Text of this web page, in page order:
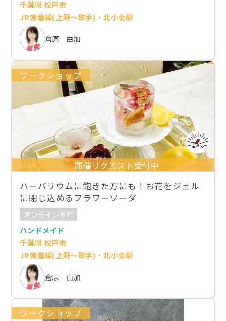
千葉県 松戸市
JR常磐線(上野～取手)・北小金駅
倉原 由加
ワークショップ
開催リクエスト受付中
ハーバリウムに飽きた方にも！お花をジェル
に閉じ込めるフラワーソーダ
オンライン不可
ハンドメイド
千葉県 松戸市
JR常磐線(上野～取手)・北小金駅
倉原 由加
ワークショップ